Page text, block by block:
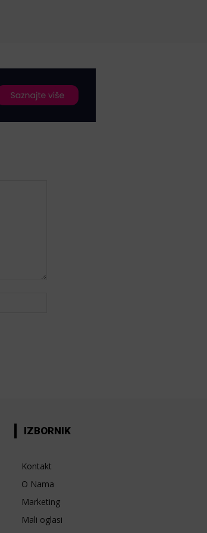
IZBORNIK
Kontakt
O Nama
Marketing
Mali oglasi